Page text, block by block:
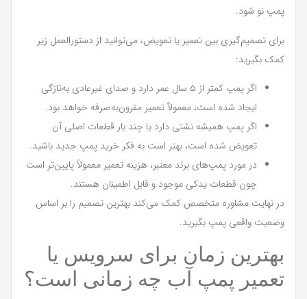
پمپ نو شود.
برای تصمیم‌گیری بین تعمیر یا تعویض، می‌توانید از دستورالعمل زیر
کمک بگیرید:
اگر پمپ کمتر از ۵ سال عمر دارد و صدای غیرعادی به‌تازگی
ایجاد شده است، معمولاً تعمیر مقرون‌به‌صرفه خواهد بود.
اگر پمپ همیشه نشتی دارد یا چند بار قطعات اصلی آن
تعویض شده است، بهتر است به فکر خرید پمپ جدید باشید.
در مورد پمپ‌های برند معتبر، هزینه تعمیر معمولاً پایین‌تر است
چون قطعات یدکی موجود و قابل اطمینان هستند.
در نهایت مشاوره متخصص کمک می‌کند بهترین تصمیم را بر اساس
وضعیت واقعی پمپ بگیرید.
بهترین زمان برای سرویس یا
تعمیر پمپ آب چه زمانی است؟